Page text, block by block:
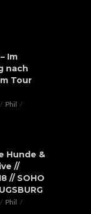
Im
nach
Tour
Phil
Hunde &
//
// SOHO
Phil